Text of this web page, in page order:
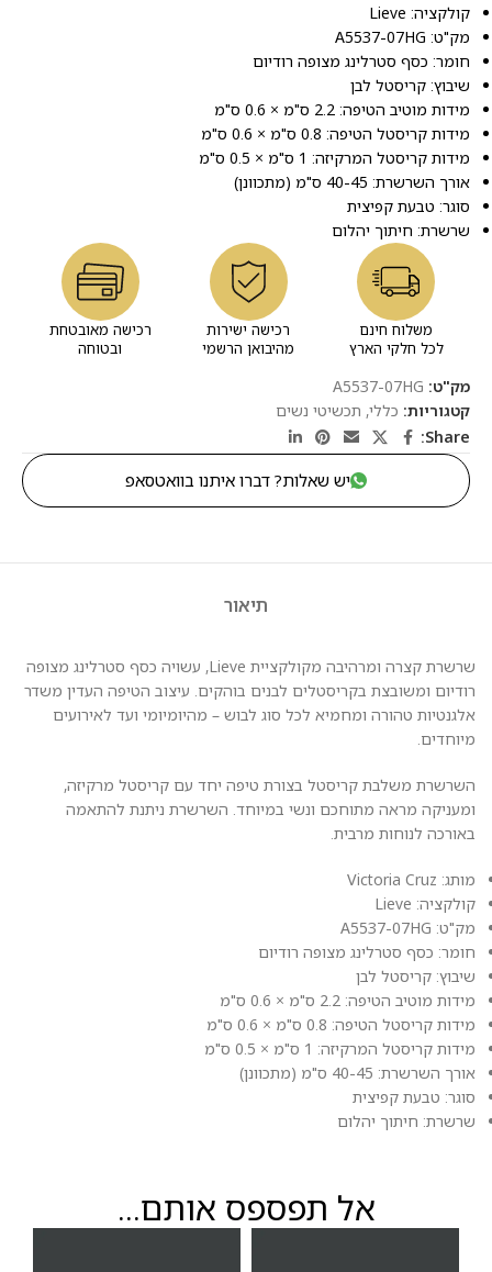
קולקציה: Lieve
מק"ט: A5537-07HG
חומר: כסף סטרלינג מצופה רודיום
שיבוץ: קריסטל לבן
מידות מוטיב הטיפה: 2.2 ס"מ × 0.6 ס"מ
מידות קריסטל הטיפה: 0.8 ס"מ × 0.6 ס"מ
מידות קריסטל המרקיזה: 1 ס"מ × 0.5 ס"מ
אורך השרשרת: 40-45 ס"מ (מתכוונן)
סוגר: טבעת קפיצית
שרשרת: חיתוך יהלום
משלוח חינם
לכל חלקי הארץ
רכישה ישירות
מהיבואן הרשמי
רכישה מאובטחת
ובטוחה
מק"ט: A5537-07HG
קטגוריות: כללי, תכשיטי נשים
Share:
יש שאלות? דברו איתנו בוואטסאפ
תיאור
שרשרת קצרה ומרהיבה מקולקציית Lieve, עשויה כסף סטרלינג מצופה
רודיום ומשובצת בקריסטלים לבנים בוהקים. עיצוב הטיפה העדין משדר
אלגנטיות טהורה ומחמיא לכל סוג לבוש – מהיומיומי ועד לאירועים
מיוחדים.
השרשרת משלבת קריסטל בצורת טיפה יחד עם קריסטל מרקיזה,
ומעניקה מראה מתוחכם ונשי במיוחד. השרשרת ניתנת להתאמה
באורכה לנוחות מרבית.
מותג: Victoria Cruz
קולקציה: Lieve
מק"ט: A5537-07HG
חומר: כסף סטרלינג מצופה רודיום
שיבוץ: קריסטל לבן
מידות מוטיב הטיפה: 2.2 ס"מ × 0.6 ס"מ
מידות קריסטל הטיפה: 0.8 ס"מ × 0.6 ס"מ
מידות קריסטל המרקיזה: 1 ס"מ × 0.5 ס"מ
אורך השרשרת: 40-45 ס"מ (מתכוונן)
סוגר: טבעת קפיצית
שרשרת: חיתוך יהלום
אל תפספס אותם...